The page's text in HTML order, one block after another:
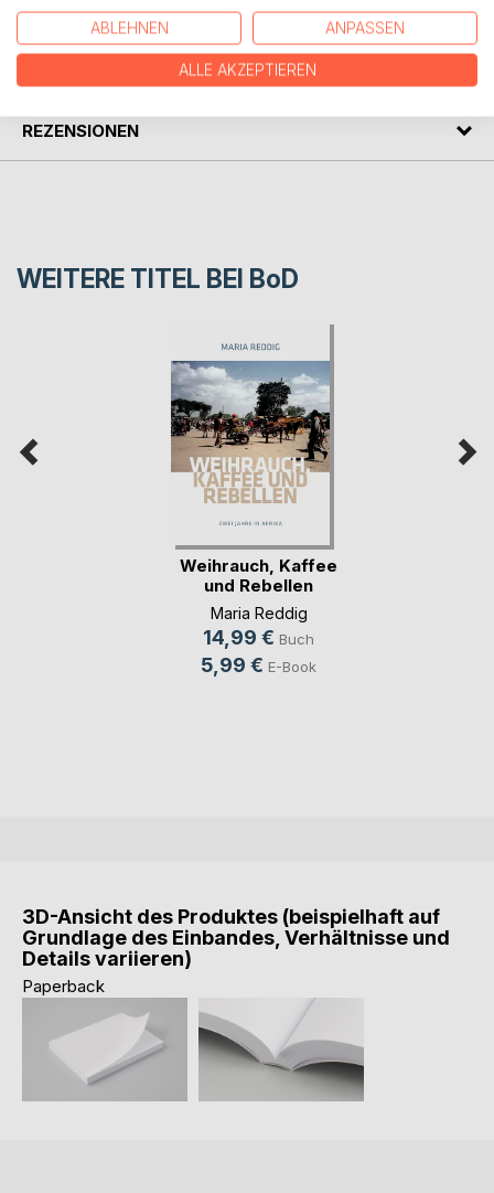
AUTOR/IN
REZENSIONEN
WEITERE TITEL BEI BoD
Weihrauch, Kaffee
und Rebellen
Maria Reddig
14,99 € Buch
5,99 € E-Book
3D-Ansicht des Produktes (beispielhaft auf
Grundlage des Einbandes, Verhältnisse und
Details variieren)
Paperback
ABLEHNEN ANPASSEN
ALLE AKZEPTIEREN